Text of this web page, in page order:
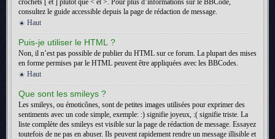
crochets [ et ] plutôt que < et >. Pour plus d’informations sur le BBCode,
consultez le guide accessible depuis la page de rédaction de message.
Haut
Puis-je utiliser le HTML ?
Non, il n’est pas possible de publier du HTML sur ce forum. La plupart des mises
en forme permises par le HTML peuvent être appliquées avec les BBCodes.
Haut
Que sont les smileys ?
Les smileys, ou émoticônes, sont de petites images utilisées pour exprimer des
sentiments avec un code simple, exemple: :) signifie joyeux, :( signifie triste. La
liste complète des smileys est visible sur la page de rédaction de message. Essayez
toutefois de ne pas en abuser. Ils peuvent rapidement rendre un message illisible et